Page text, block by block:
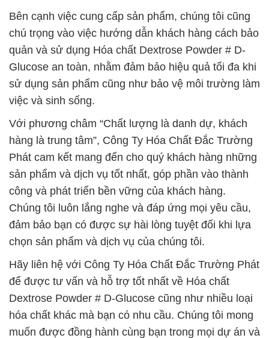
Bên cạnh việc cung cấp sản phẩm, chúng tôi cũng
chú trọng vào việc hướng dẫn khách hàng cách bảo
quản và sử dụng Hóa chất Dextrose Powder # D-
Glucose an toàn, nhằm đảm bảo hiệu quả tối đa khi
sử dụng sản phẩm cũng như bảo vệ môi trường làm
việc và sinh sống.
Với phương châm “Chất lượng là danh dự, khách
hàng là trung tâm”, Công Ty Hóa Chất Đắc Trường
Phát cam kết mang đến cho quý khách hàng những
sản phẩm và dịch vụ tốt nhất, góp phần vào thành
công và phát triển bền vững của khách hàng.
Chúng tôi luôn lắng nghe và đáp ứng mọi yêu cầu,
đảm bảo bạn có được sự hài lòng tuyệt đối khi lựa
chọn sản phẩm và dịch vụ của chúng tôi.
Hãy liên hệ với Công Ty Hóa Chất Đắc Trường Phát
để được tư vấn và hỗ trợ tốt nhất về Hóa chất
Dextrose Powder # D-Glucose cũng như nhiều loại
hóa chất khác mà bạn có nhu cầu. Chúng tôi mong
muốn được đồng hành cùng bạn trong mọi dự án và